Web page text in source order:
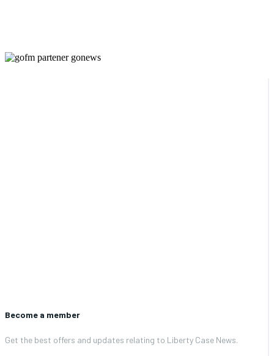
Become a member
Get the best offers and updates relating to Liberty Case News.